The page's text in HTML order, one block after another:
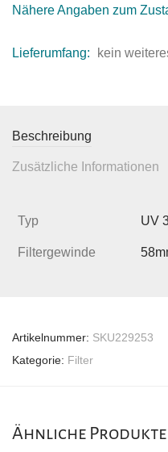
Nähere Angaben zum
Lieferumfang: kein
Beschreibung
Zusätzliche Informationen
Typ UV
Filtergewinde
Artikelnummer: SKU229253
Kategorie: Filter
Ähnliche Produkte